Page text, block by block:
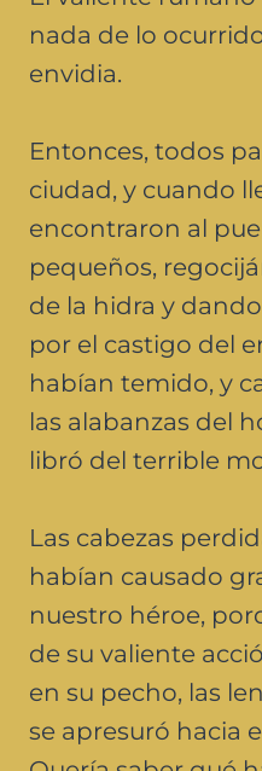
nada de lo
envidia.
Entonces, todos
ciudad, y cuando
encontraron al
pequeños,
de la hidra y
por el castigo del
habían temido, y
las alabanzas del
libró del terrible
Las cabezas
habían causado
nuestro héroe,
de su valiente
en su pecho, las
se apresuró hacia